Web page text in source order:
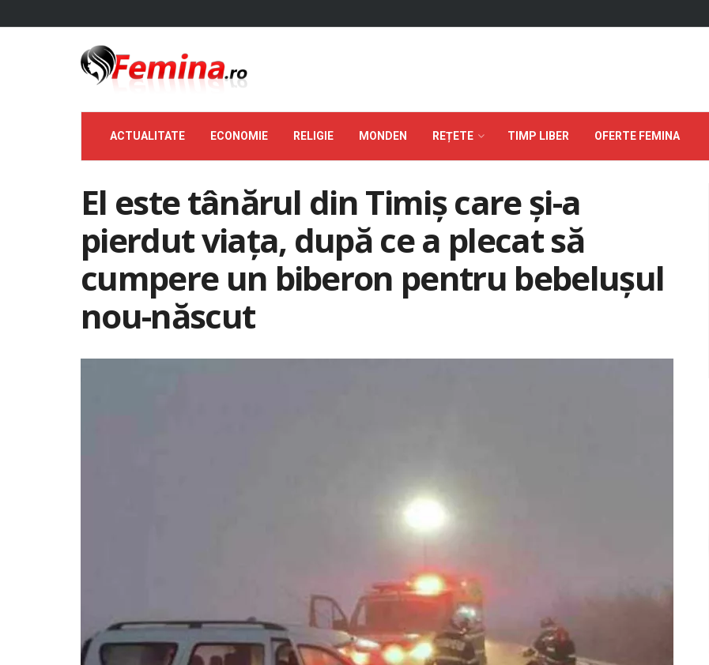
ACTUALITATE ECONOMIE RELIGIE MONDEN REȚETE TIMP LIBER OFERTE FEMINA
El este tânărul din Timiș care și-a
pierdut viața, după ce a plecat să
cumpere un biberon pentru bebelușul
nou-născut